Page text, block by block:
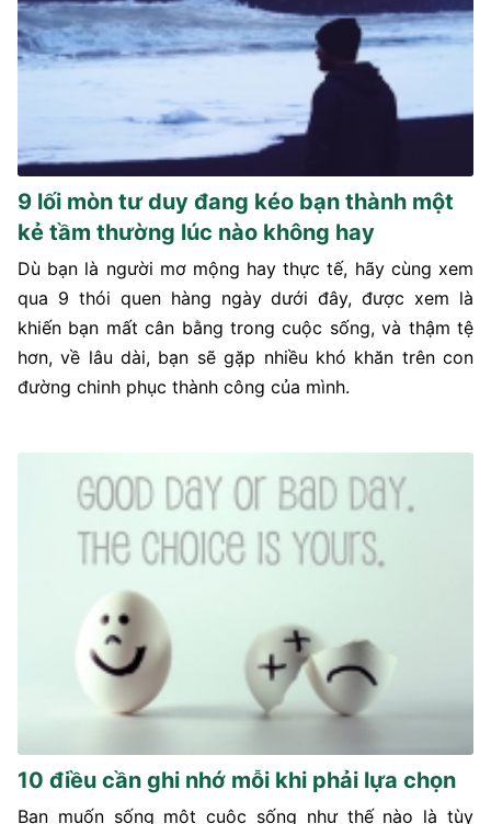
9 lối mòn tư duy đang kéo bạn thành một
kẻ tầm thường lúc nào không hay
Dù bạn là người mơ mộng hay thực tế, hãy cùng xem
qua 9 thói quen hàng ngày dưới đây, được xem là
khiến bạn mất cân bằng trong cuộc sống, và thậm tệ
hơn, về lâu dài, bạn sẽ gặp nhiều khó khăn trên con
đường chinh phục thành công của mình.
10 điều cần ghi nhớ mỗi khi phải lựa chọn
Bạn muốn sống một cuộc sống như thế nào là tùy